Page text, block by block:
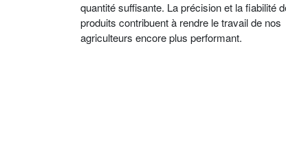
quantité suffisante. La précision et la fiabilité
produits contribuent à rendre le travail de nos
agriculteurs encore plus performant.